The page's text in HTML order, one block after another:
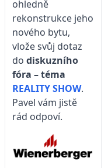
ohledně
rekonstrukce jeho
nového bytu,
vlože svůj dotaz
do diskuzního
fóra – téma
REALITY SHOW.
Pavel vám jistě
rád odpoví.